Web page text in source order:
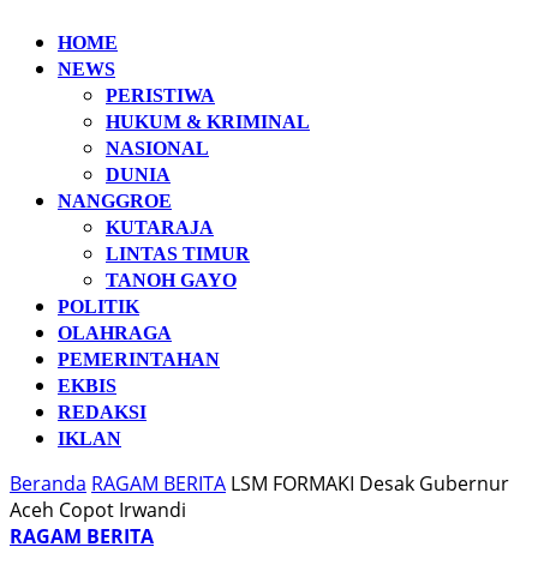
HOME
NEWS
PERISTIWA
HUKUM & KRIMINAL
NASIONAL
DUNIA
NANGGROE
KUTARAJA
LINTAS TIMUR
TANOH GAYO
POLITIK
OLAHRAGA
PEMERINTAHAN
EKBIS
REDAKSI
IKLAN
Beranda RAGAM BERITA LSM FORMAKI Desak Gubernur
Aceh Copot Irwandi
RAGAM BERITA